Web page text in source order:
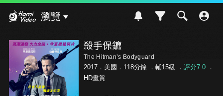
瀏覽
殺手保鑣
The Hitman’s Bodyguard
2017．美國．118分鐘 ． 輔15級 ． 評分7.0．
HD畫質